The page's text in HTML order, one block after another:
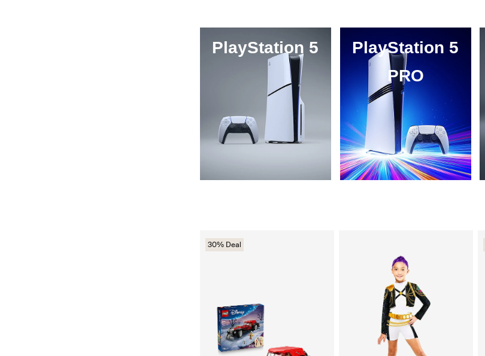
30% Deal
PlayStation 5
PlayStation 5
PRO